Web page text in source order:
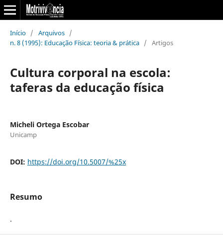
Início / Arquivos /
n. 8 (1995): Educação Física: teoria & prática / Artigos
Cultura corporal na escola:
taferas da educação física
Micheli Ortega Escobar
Unicamp
DOI: https://doi.org/10.5007/%25x
Resumo
.